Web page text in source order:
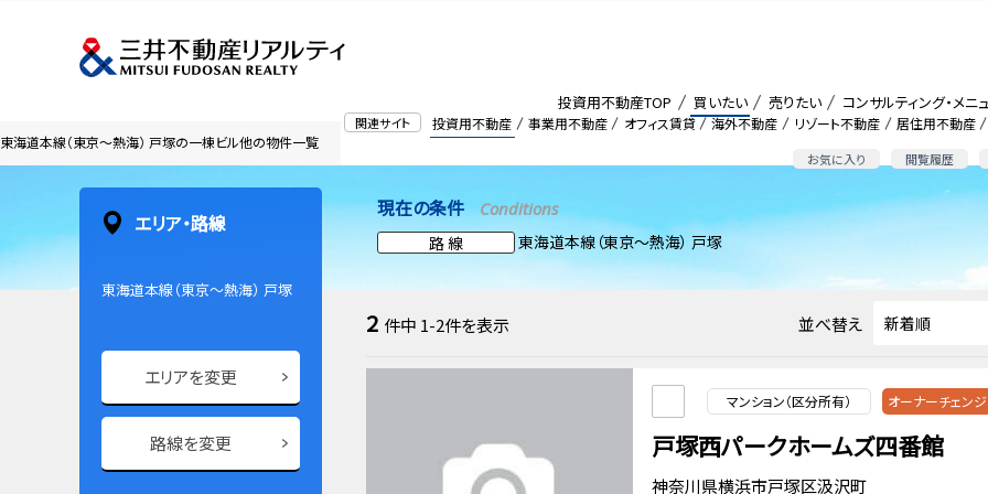
関連サイト 投資用不動産 事業用不動産 オフィス賃貸 海外不動産 リゾート不動産 居住用不動産
お気に入り 閲覧履歴
投資用不動産TOP 買いたい 売りたい コンサルティング・メニ
東海道本線（東京～熱海） 戸塚の一棟ビル他の物件一覧
現在の条件 Conditions
路 線
東海道本線（東京～熱海） 戸塚
2 件中 1-2件を表示 並べ替え
マンション（区分所有） オーナーチェンジ
戸塚西パークホームズ四番館
神奈川県横浜市戸塚区汲沢町
エリア・路線
東海道本線（東京～熱海） 戸塚
エリアを変更
路線を変更